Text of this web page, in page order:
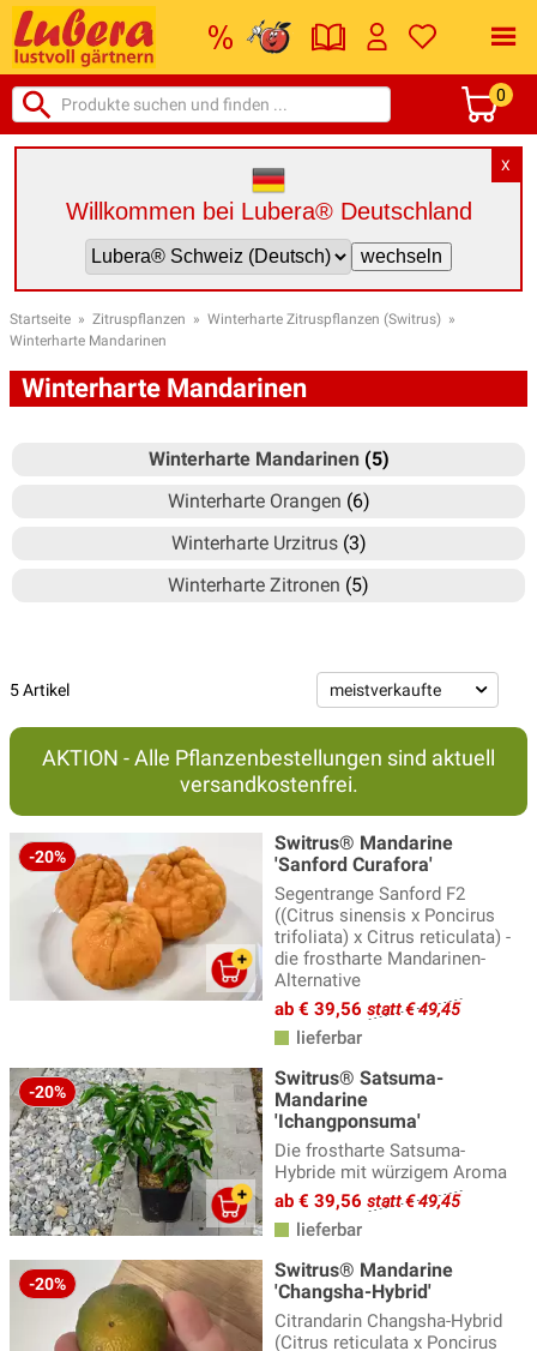
0
X
Willkommen bei Lubera® Deutschland
Startseite » Zitruspflanzen » Winterharte Zitruspflanzen (Switrus) »
Winterharte Mandarinen
Winterharte Mandarinen
Winterharte Mandarinen (5)
Winterharte Orangen (6)
Winterharte Urzitrus(3)
Winterharte Zitronen (5)
5 Artikel
AKTION - Alle Pflanzenbestellungen sind aktuell
versandkostenfrei.
-20%
Switrus® Mandarine
'Sanford Curafora'
Segentrange Sanford F2
((Citrus sinensis x Poncirus
trifoliata) x Citrus reticulata) -
die frostharte Mandarinen-
Alternative
ab € 39,56 statt € 49,45
lieferbar
-20%
Switrus® Satsuma-
Mandarine
'Ichangponsuma'
Die frostharte Satsuma-
Hybride mit würzigem Aroma
ab € 39,56 statt € 49,45
lieferbar
-20%
Switrus® Mandarine
'Changsha-Hybrid'
Citrandarin Changsha-Hybrid
(Citrus reticulata x Poncirus